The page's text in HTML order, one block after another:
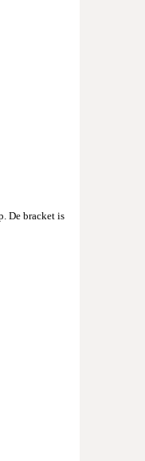
De bracket is